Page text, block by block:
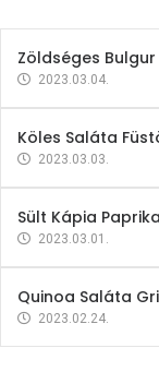
Zöldséges
2023.03.04.
Köles Saláta
2023.03.03.
Sült Kápia
2023.03.01.
Quinoa Saláta
2023.02.24.
Gyógynövények